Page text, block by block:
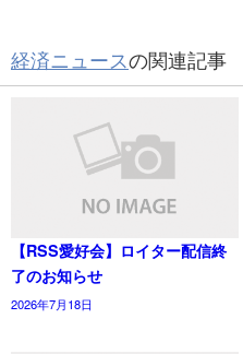
経済ニュースの関連記事
【RSS愛好会】ロイター配信終
了のお知らせ
2026年7月18日